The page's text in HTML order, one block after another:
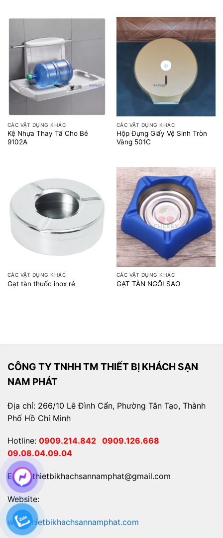
CÁC VẬT DỤNG KHÁC
Kệ Nhựa Thay Tã Cho Bé
9102A
CÁC VẬT DỤNG KHÁC
Hộp Đựng Giấy Vệ Sinh Tròn
Vàng 501C
CÁC VẬT DỤNG KHÁC
Gạt tàn thuốc inox rẻ
CÁC VẬT DỤNG KHÁC
GẠT TÀN NGÔI SAO
CÔNG TY TNHH TM THIẾT BỊ KHÁCH SẠN
NAM PHÁT
Địa chỉ: 266/10 Lê Đình Cẩn, Phường Tân Tạo, Thành
Phố Hồ Chí Minh
Hotline: 0909.214.842 0909.126.668
09.08.04.09.04
Email: thietbikhachsannamphat@gmail.com
Website:
www.thietbikhachsannamphat.com